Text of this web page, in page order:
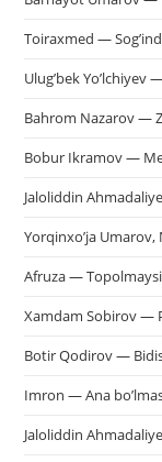
Toiraxmed —
Ulug’bek Yo’lchiyev
Bahrom Nazarov —
Bobur Ikramov —
Jaloliddin
Yorqinxo’ja
Afruza —
Xamdam Sobirov —
Botir Qodirov —
Imron — Ana
Jaloliddin